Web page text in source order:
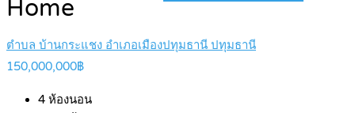
Home
ตำบล บ้านกระแชง อำเภอเมืองปทุมธานี ปทุมธานี
150,000,000฿
4 ห้องนอน